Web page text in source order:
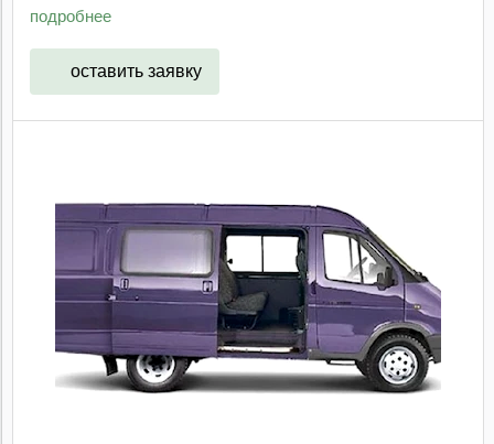
подробнее
оставить заявку